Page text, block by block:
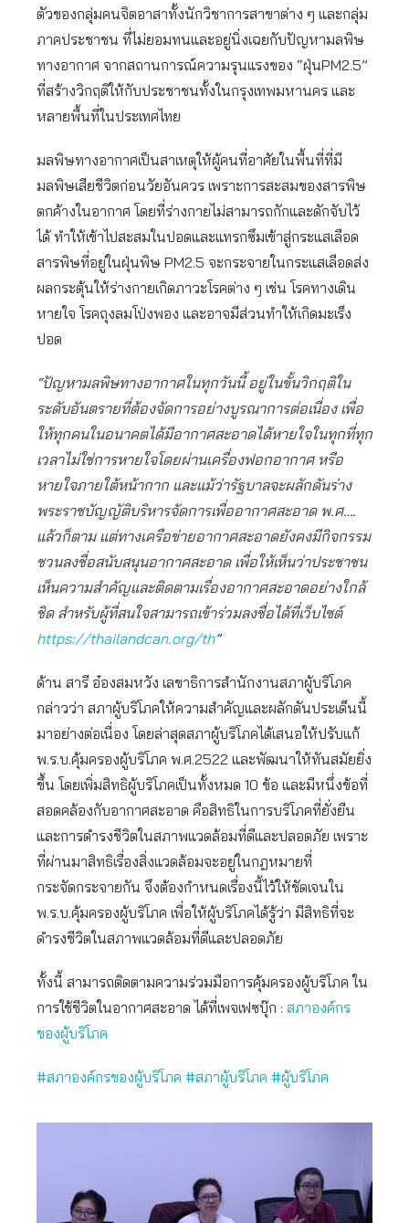
ตัวของกลุ่มคนจิตอาสาทั้งนักวิชาการสาขาต่าง ๆ และกลุ่ม
ภาคประชาชน ที่ไม่ยอมทนและอยู่นิ่งเฉยกับปัญหามลพิษ
ทางอากาศ จากสถานการณ์ความรุนแรงของ “ฝุ่นPM2.5”
ที่สร้างวิกฤติให้กับประชาชนทั้งในกรุงเทพมหานคร และ
หลายพื้นที่ในประเทศไทย
มลพิษทางอากาศเป็นสาเหตุให้ผู้คนที่อาศัยในพื้นที่ที่มี
มลพิษเสียชีวิตก่อนวัยอันควร เพราะการสะสมของสารพิษ
ตกค้างในอากาศ โดยที่ร่างกายไม่สามารถกักและดักจับไว้
ได้ ทำให้เข้าไปสะสมในปอดและแทรกซึมเข้าสู่กระแสเลือด
สารพิษที่อยู่ในฝุ่นพิษ PM2.5 จะกระจายในกระแสเลือดส่ง
ผลกระตุ้นให้ร่างกายเกิดภาวะโรคต่าง ๆ เช่น โรคทางเดิน
หายใจ โรคถุงลมโป่งพอง และอาจมีส่วนทำให้เกิดมะเร็ง
ปอด
“ปัญหามลพิษทางอากาศในทุกวันนี้ อยู่ในขั้นวิกฤติใน
ระดับอันตรายที่ต้องจัดการอย่างบูรณาการต่อเนื่อง เพื่อ
ให้ทุกคนในอนาคตได้มีอากาศสะอาดได้หายใจในทุกที่ทุก
เวลาไม่ใช่การหายใจโดยผ่านเครื่องฟอกอากาศ หรือ
หายใจภายใต้หน้ากาก และแม้ว่ารัฐบาลจะผลักดันร่าง
พระราชบัญญัติบริหารจัดการเพื่ออากาศสะอาด พ.ศ….
แล้วก็ตาม แต่ทางเครือข่ายอากาศสะอาดยังคงมีกิจกรรม
ชวนลงชื่อสนับสนุนอากาศสะอาด เพื่อให้เห็นว่าประชาชน
เห็นความสำคัญและติดตามเรื่องอากาศสะอาดอย่างใกล้
ชิด สำหรับผู้ที่สนใจสามารถเข้าร่วมลงชื่อได้ที่เว็บไซต์
https://thailandcan.org/th”
ด้าน สารี อ๋องสมหวัง เลขาธิการสำนักงานสภาผู้บริโภค
กล่าวว่า สภาผู้บริโภคให้ความสำคัญและผลักดันประเด็นนี้
มาอย่างต่อเนื่อง โดยล่าสุดสภาผู้บริโภคได้เสนอให้ปรับแก้
พ.ร.บ.คุ้มครองผู้บริโภค พ.ศ.2522 และพัฒนาให้ทันสมัยยิ่ง
ขึ้น โดยเพิ่มสิทธิผู้บริโภคเป็นทั้งหมด 10 ข้อ และมีหนึ่งข้อที่
สอดคล้องกับอากาศสะอาด คือสิทธิในการบริโภคที่ยั่งยืน
และการดำรงชีวิตในสภาพแวดล้อมที่ดีและปลอดภัย เพราะ
ที่ผ่านมาสิทธิเรื่องสิ่งแวดล้อมจะอยู่ในกฎหมายที่
กระจัดกระจายกัน จึงต้องกำหนดเรื่องนี้ไว้ให้ชัดเจนใน
พ.ร.บ.คุ้มครองผู้บริโภค เพื่อให้ผู้บริโภคได้รู้ว่า มีสิทธิที่จะ
ดำรงชีวิตในสภาพแวดล้อมที่ดีและปลอดภัย
ทั้งนี้ สามารถติดตามความร่วมมือการคุ้มครองผู้บริโภค ใน
การใช้ชีวิตในอากาศสะอาด ได้ที่เพจเฟซบุ๊ก : สภาองค์กร
ของผู้บริโภค
#สภาองค์กรของผู้บริโภค #สภาผู้บริโภค #ผู้บริโภค